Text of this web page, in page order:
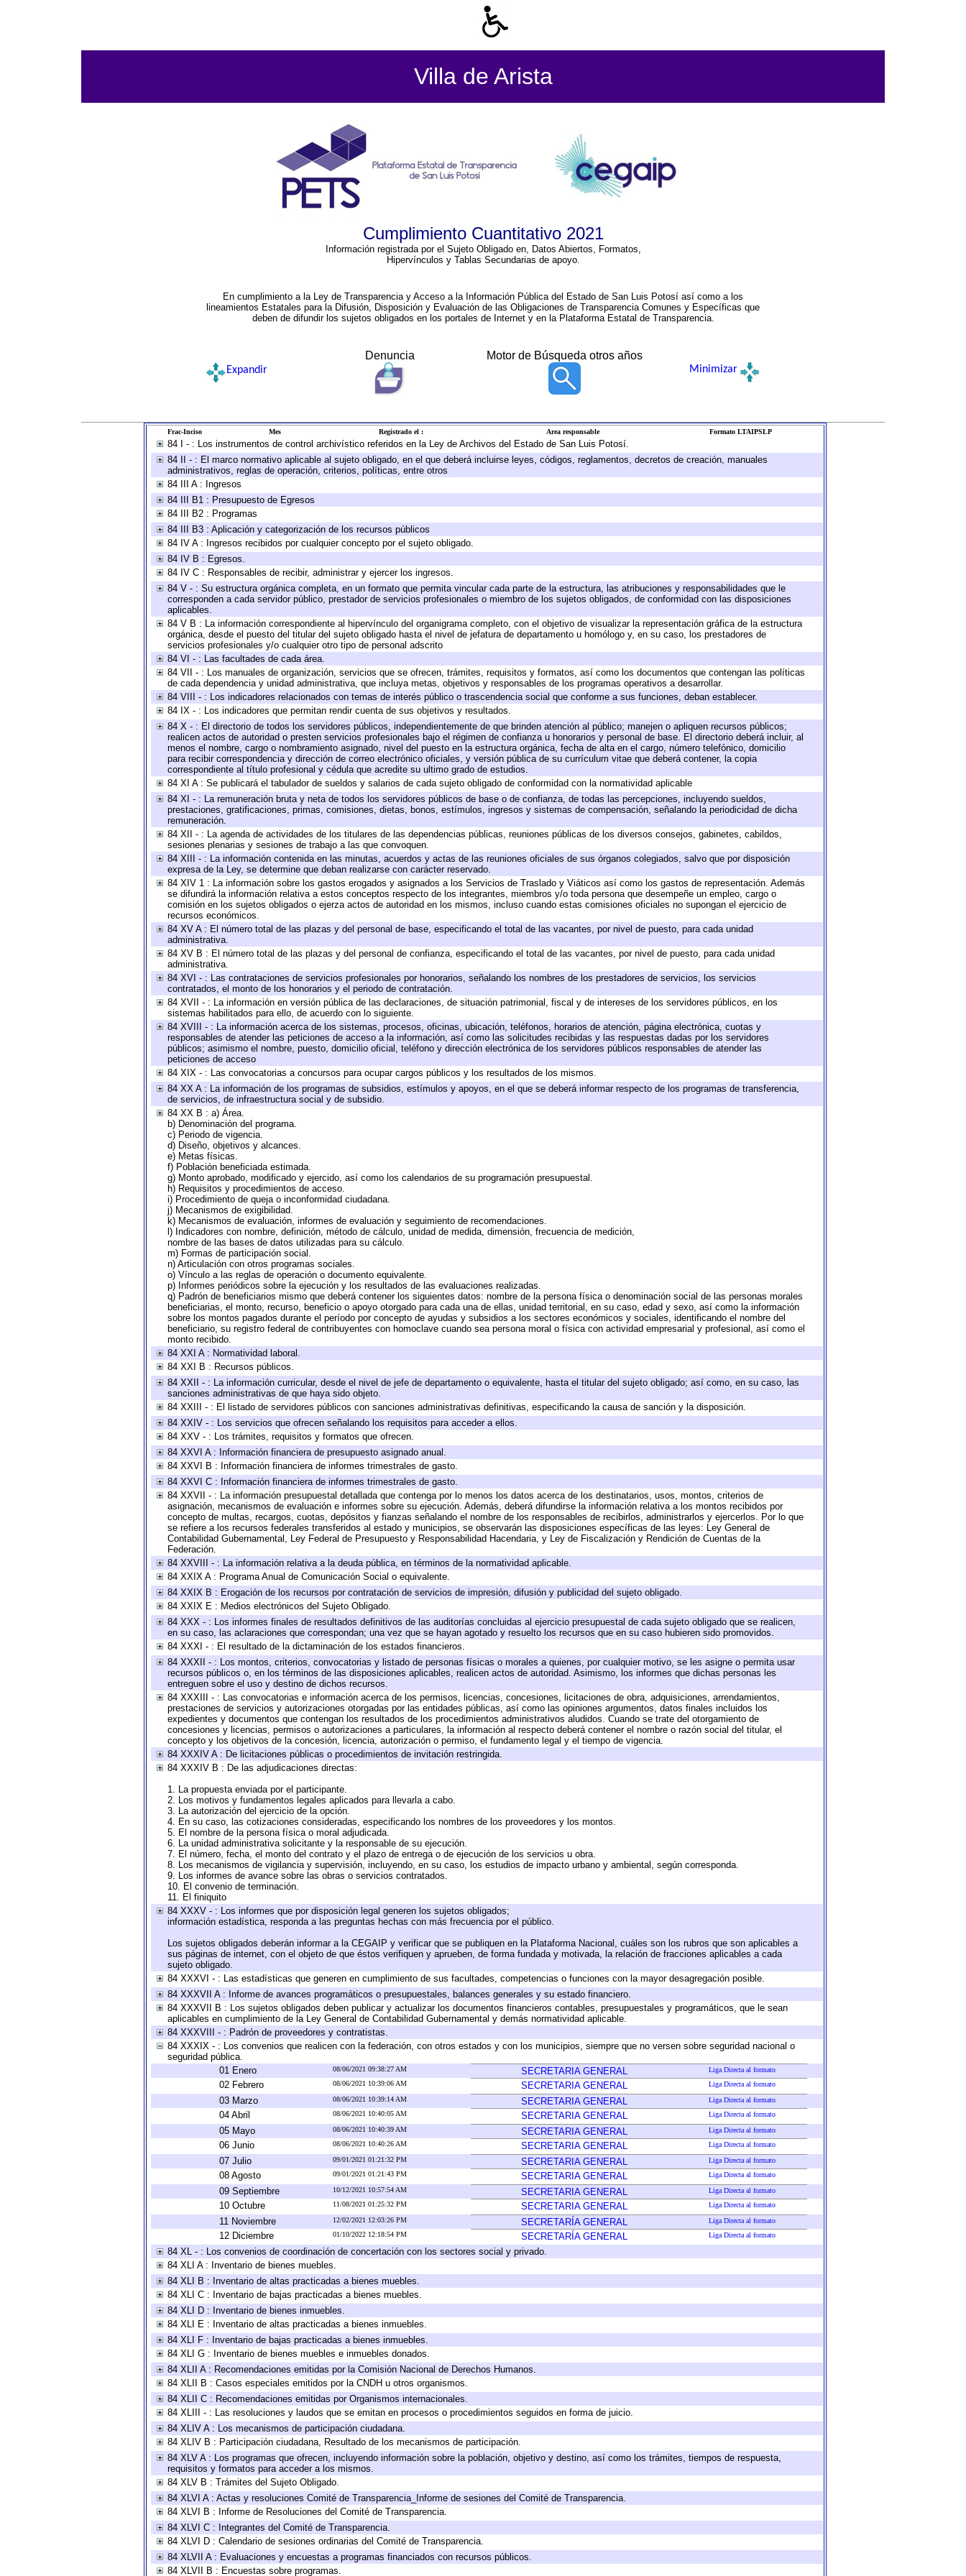
Villa de Arista
Cumplimiento Cuantitativo 2021
Información registrada por el Sujeto Obligado en, Datos Abiertos, Formatos,
Hipervínculos y Tablas Secundarias de apoyo.
En cumplimiento a la Ley de Transparencia y Acceso a la Información Pública del Estado de San Luis Potosí así como a los
lineamientos Estatales para la Difusión, Disposición y Evaluación de las Obligaciones de Transparencia Comunes y Específicas que
deben de difundir los sujetos obligados en los portales de Internet y en la Plataforma Estatal de Transparencia.
Denuncia Motor de Búsqueda otros años
Expandir Minimizar
Frac-Inciso Mes Registrado el : Area responsable Formato LTAIPSLP
84 I - : Los instrumentos de control archivístico referidos en la Ley de Archivos del Estado de San Luis Potosí.
84 II - : El marco normativo aplicable al sujeto obligado, en el que deberá incluirse leyes, códigos, reglamentos, decretos de creación, manuales
administrativos, reglas de operación, criterios, políticas, entre otros
84 III A : Ingresos
84 III B1 : Presupuesto de Egresos
84 III B2 : Programas
84 III B3 : Aplicación y categorización de los recursos públicos
84 IV A : Ingresos recibidos por cualquier concepto por el sujeto obligado.
84 IV B : Egresos.
84 IV C : Responsables de recibir, administrar y ejercer los ingresos.
84 V - : Su estructura orgánica completa, en un formato que permita vincular cada parte de la estructura, las atribuciones y responsabilidades que le
corresponden a cada servidor público, prestador de servicios profesionales o miembro de los sujetos obligados, de conformidad con las disposiciones
aplicables.
84 V B : La información correspondiente al hipervínculo del organigrama completo, con el objetivo de visualizar la representación gráfica de la estructura
orgánica, desde el puesto del titular del sujeto obligado hasta el nivel de jefatura de departamento u homólogo y, en su caso, los prestadores de
servicios profesionales y/o cualquier otro tipo de personal adscrito
84 VI - : Las facultades de cada área.
84 VII - : Los manuales de organización, servicios que se ofrecen, trámites, requisitos y formatos, así como los documentos que contengan las políticas
de cada dependencia y unidad administrativa, que incluya metas, objetivos y responsables de los programas operativos a desarrollar.
84 VIII - : Los indicadores relacionados con temas de interés público o trascendencia social que conforme a sus funciones, deban establecer.
84 IX - : Los indicadores que permitan rendir cuenta de sus objetivos y resultados.
84 X - : El directorio de todos los servidores públicos, independientemente de que brinden atención al público; manejen o apliquen recursos públicos;
realicen actos de autoridad o presten servicios profesionales bajo el régimen de confianza u honorarios y personal de base. El directorio deberá incluir, al
menos el nombre, cargo o nombramiento asignado, nivel del puesto en la estructura orgánica, fecha de alta en el cargo, número telefónico, domicilio
para recibir correspondencia y dirección de correo electrónico oficiales, y versión pública de su currículum vitae que deberá contener, la copia
correspondiente al título profesional y cédula que acredite su ultimo grado de estudios.
84 XI A : Se publicará el tabulador de sueldos y salarios de cada sujeto obligado de conformidad con la normatividad aplicable
84 XI - : La remuneración bruta y neta de todos los servidores públicos de base o de confianza, de todas las percepciones, incluyendo sueldos,
prestaciones, gratificaciones, primas, comisiones, dietas, bonos, estímulos, ingresos y sistemas de compensación, señalando la periodicidad de dicha
remuneración.
84 XII - : La agenda de actividades de los titulares de las dependencias públicas, reuniones públicas de los diversos consejos, gabinetes, cabildos,
sesiones plenarias y sesiones de trabajo a las que convoquen.
84 XIII - : La información contenida en las minutas, acuerdos y actas de las reuniones oficiales de sus órganos colegiados, salvo que por disposición
expresa de la Ley, se determine que deban realizarse con carácter reservado.
84 XIV 1 : La información sobre los gastos erogados y asignados a los Servicios de Traslado y Viáticos así como los gastos de representación. Además
se difundirá la información relativa a estos conceptos respecto de los integrantes, miembros y/o toda persona que desempeñe un empleo, cargo o
comisión en los sujetos obligados o ejerza actos de autoridad en los mismos, incluso cuando estas comisiones oficiales no supongan el ejercicio de
recursos económicos.
84 XV A : El número total de las plazas y del personal de base, especificando el total de las vacantes, por nivel de puesto, para cada unidad
administrativa.
84 XV B : El número total de las plazas y del personal de confianza, especificando el total de las vacantes, por nivel de puesto, para cada unidad
administrativa.
84 XVI - : Las contrataciones de servicios profesionales por honorarios, señalando los nombres de los prestadores de servicios, los servicios
contratados, el monto de los honorarios y el periodo de contratación.
84 XVII - : La información en versión pública de las declaraciones, de situación patrimonial, fiscal y de intereses de los servidores públicos, en los
sistemas habilitados para ello, de acuerdo con lo siguiente.
84 XVIII - : La información acerca de los sistemas, procesos, oficinas, ubicación, teléfonos, horarios de atención, página electrónica, cuotas y
responsables de atender las peticiones de acceso a la información, así como las solicitudes recibidas y las respuestas dadas por los servidores
públicos; asimismo el nombre, puesto, domicilio oficial, teléfono y dirección electrónica de los servidores públicos responsables de atender las
peticiones de acceso
84 XIX - : Las convocatorias a concursos para ocupar cargos públicos y los resultados de los mismos.
84 XX A : La información de los programas de subsidios, estímulos y apoyos, en el que se deberá informar respecto de los programas de transferencia,
de servicios, de infraestructura social y de subsidio.
84 XX B : a) Área.
b) Denominación del programa.
c) Periodo de vigencia.
d) Diseño, objetivos y alcances.
e) Metas físicas.
f) Población beneficiada estimada.
g) Monto aprobado, modificado y ejercido, así como los calendarios de su programación presupuestal.
h) Requisitos y procedimientos de acceso.
i) Procedimiento de queja o inconformidad ciudadana.
j) Mecanismos de exigibilidad.
k) Mecanismos de evaluación, informes de evaluación y seguimiento de recomendaciones.
l) Indicadores con nombre, definición, método de cálculo, unidad de medida, dimensión, frecuencia de medición,
nombre de las bases de datos utilizadas para su cálculo.
m) Formas de participación social.
n) Articulación con otros programas sociales.
o) Vínculo a las reglas de operación o documento equivalente.
p) Informes periódicos sobre la ejecución y los resultados de las evaluaciones realizadas.
q) Padrón de beneficiarios mismo que deberá contener los siguientes datos: nombre de la persona física o denominación social de las personas morales
beneficiarias, el monto, recurso, beneficio o apoyo otorgado para cada una de ellas, unidad territorial, en su caso, edad y sexo, así como la información
sobre los montos pagados durante el período por concepto de ayudas y subsidios a los sectores económicos y sociales, identificando el nombre del
beneficiario, su registro federal de contribuyentes con homoclave cuando sea persona moral o física con actividad empresarial y profesional, así como el
monto recibido.
84 XXI A : Normatividad laboral.
84 XXI B : Recursos públicos.
84 XXII - : La información curricular, desde el nivel de jefe de departamento o equivalente, hasta el titular del sujeto obligado; así como, en su caso, las
sanciones administrativas de que haya sido objeto.
84 XXIII - : El listado de servidores públicos con sanciones administrativas definitivas, especificando la causa de sanción y la disposición.
84 XXIV - : Los servicios que ofrecen señalando los requisitos para acceder a ellos.
84 XXV - : Los trámites, requisitos y formatos que ofrecen.
84 XXVI A : Información financiera de presupuesto asignado anual.
84 XXVI B : Información financiera de informes trimestrales de gasto.
84 XXVI C : Información financiera de informes trimestrales de gasto.
84 XXVII - : La información presupuestal detallada que contenga por lo menos los datos acerca de los destinatarios, usos, montos, criterios de
asignación, mecanismos de evaluación e informes sobre su ejecución. Además, deberá difundirse la información relativa a los montos recibidos por
concepto de multas, recargos, cuotas, depósitos y fianzas señalando el nombre de los responsables de recibirlos, administrarlos y ejercerlos. Por lo que
se refiere a los recursos federales transferidos al estado y municipios, se observarán las disposiciones específicas de las leyes: Ley General de
Contabilidad Gubernamental, Ley Federal de Presupuesto y Responsabilidad Hacendaria, y Ley de Fiscalización y Rendición de Cuentas de la
Federación.
84 XXVIII - : La información relativa a la deuda pública, en términos de la normatividad aplicable.
84 XXIX A : Programa Anual de Comunicación Social o equivalente.
84 XXIX B : Erogación de los recursos por contratación de servicios de impresión, difusión y publicidad del sujeto obligado.
84 XXIX E : Medios electrónicos del Sujeto Obligado.
84 XXX - : Los informes finales de resultados definitivos de las auditorías concluidas al ejercicio presupuestal de cada sujeto obligado que se realicen,
en su caso, las aclaraciones que correspondan; una vez que se hayan agotado y resuelto los recursos que en su caso hubieren sido promovidos.
84 XXXI - : El resultado de la dictaminación de los estados financieros.
84 XXXII - : Los montos, criterios, convocatorias y listado de personas físicas o morales a quienes, por cualquier motivo, se les asigne o permita usar
recursos públicos o, en los términos de las disposiciones aplicables, realicen actos de autoridad. Asimismo, los informes que dichas personas les
entreguen sobre el uso y destino de dichos recursos.
84 XXXIII - : Las convocatorias e información acerca de los permisos, licencias, concesiones, licitaciones de obra, adquisiciones, arrendamientos,
prestaciones de servicios y autorizaciones otorgadas por las entidades públicas, así como las opiniones argumentos, datos finales incluidos los
expedientes y documentos que contengan los resultados de los procedimientos administrativos aludidos. Cuando se trate del otorgamiento de
concesiones y licencias, permisos o autorizaciones a particulares, la información al respecto deberá contener el nombre o razón social del titular, el
concepto y los objetivos de la concesión, licencia, autorización o permiso, el fundamento legal y el tiempo de vigencia.
84 XXXIV A : De licitaciones públicas o procedimientos de invitación restringida.
84 XXXIV B : De las adjudicaciones directas:
1. La propuesta enviada por el participante.
2. Los motivos y fundamentos legales aplicados para llevarla a cabo.
3. La autorización del ejercicio de la opción.
4. En su caso, las cotizaciones consideradas, especificando los nombres de los proveedores y los montos.
5. El nombre de la persona física o moral adjudicada.
6. La unidad administrativa solicitante y la responsable de su ejecución.
7. El número, fecha, el monto del contrato y el plazo de entrega o de ejecución de los servicios u obra.
8. Los mecanismos de vigilancia y supervisión, incluyendo, en su caso, los estudios de impacto urbano y ambiental, según corresponda.
9. Los informes de avance sobre las obras o servicios contratados.
10. El convenio de terminación.
11. El finiquito
84 XXXV - : Los informes que por disposición legal generen los sujetos obligados;
información estadística, responda a las preguntas hechas con más frecuencia por el público.
Los sujetos obligados deberán informar a la CEGAIP y verificar que se publiquen en la Plataforma Nacional, cuáles son los rubros que son aplicables a
sus páginas de internet, con el objeto de que éstos verifiquen y aprueben, de forma fundada y motivada, la relación de fracciones aplicables a cada
sujeto obligado.
84 XXXVI - : Las estadísticas que generen en cumplimiento de sus facultades, competencias o funciones con la mayor desagregación posible.
84 XXXVII A : Informe de avances programáticos o presupuestales, balances generales y su estado financiero.
84 XXXVII B : Los sujetos obligados deben publicar y actualizar los documentos financieros contables, presupuestales y programáticos, que le sean
aplicables en cumplimiento de la Ley General de Contabilidad Gubernamental y demás normatividad aplicable.
84 XXXVIII - : Padrón de proveedores y contratistas.
84 XXXIX - : Los convenios que realicen con la federación, con otros estados y con los municipios, siempre que no versen sobre seguridad nacional o
seguridad pública.
01 Enero
08/06/2021 09:38:27 AM SECRETARIA GENERAL Liga Directa al formato
02 Febrero 08/06/2021 10:39:06 AM SECRETARIA GENERAL Liga Directa al formato
03 Marzo 08/06/2021 10:39:14 AM SECRETARIA GENERAL Liga Directa al formato
04 Abril 08/06/2021 10:40:05 AM SECRETARIA GENERAL Liga Directa al formato
05 Mayo 08/06/2021 10:40:39 AM SECRETARIA GENERAL Liga Directa al formato
06 Junio 08/06/2021 10:40:26 AM SECRETARIA GENERAL Liga Directa al formato
07 Julio 09/01/2021 01:21:32 PM SECRETARIA GENERAL Liga Directa al formato
08 Agosto 09/01/2021 01:21:43 PM SECRETARIA GENERAL Liga Directa al formato
09 Septiembre 10/12/2021 10:57:54 AM SECRETARIA GENERAL Liga Directa al formato
10 Octubre 11/08/2021 01:25:32 PM SECRETARIA GENERAL Liga Directa al formato
11 Noviembre 12/02/2021 12:03:26 PM SECRETARÍA GENERAL Liga Directa al formato
12 Diciembre 01/10/2022 12:18:54 PM SECRETARÍA GENERAL Liga Directa al formato
84 XL - : Los convenios de coordinación de concertación con los sectores social y privado.
84 XLI A : Inventario de bienes muebles.
84 XLI B : Inventario de altas practicadas a bienes muebles.
84 XLI C : Inventario de bajas practicadas a bienes muebles.
84 XLI D : Inventario de bienes inmuebles.
84 XLI E : Inventario de altas practicadas a bienes inmuebles.
84 XLI F : Inventario de bajas practicadas a bienes inmuebles.
84 XLI G : Inventario de bienes muebles e inmuebles donados.
84 XLII A : Recomendaciones emitidas por la Comisión Nacional de Derechos Humanos.
84 XLII B : Casos especiales emitidos por la CNDH u otros organismos.
84 XLII C : Recomendaciones emitidas por Organismos internacionales.
84 XLIII - : Las resoluciones y laudos que se emitan en procesos o procedimientos seguidos en forma de juicio.
84 XLIV A : Los mecanismos de participación ciudadana.
84 XLIV B : Participación ciudadana, Resultado de los mecanismos de participación.
84 XLV A : Los programas que ofrecen, incluyendo información sobre la población, objetivo y destino, así como los trámites, tiempos de respuesta,
requisitos y formatos para acceder a los mismos.
84 XLV B : Trámites del Sujeto Obligado.
84 XLVI A : Actas y resoluciones Comité de Transparencia_Informe de sesiones del Comité de Transparencia.
84 XLVI B : Informe de Resoluciones del Comité de Transparencia.
84 XLVI C : Integrantes del Comité de Transparencia.
84 XLVI D : Calendario de sesiones ordinarias del Comité de Transparencia.
84 XLVII A : Evaluaciones y encuestas a programas financiados con recursos públicos.
84 XLVII B : Encuestas sobre programas.